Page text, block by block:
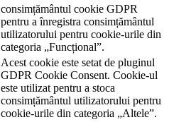
consimțământul cookie GDPR
pentru a înregistra consimțământul
utilizatorului pentru cookie-urile din
categoria „Funcțional”.
Acest cookie este setat de pluginul
GDPR Cookie Consent. Cookie-ul
este utilizat pentru a stoca
consimțământul utilizatorului pentru
cookie-urile din categoria „Altele”.